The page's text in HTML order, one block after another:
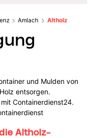
Amlach Altholz
und Mulden von
entsorgen.
Containerdienst24.
Altholz-